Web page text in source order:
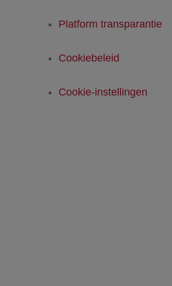
Platform transparantie
Cookiebeleid
Cookie-instellingen